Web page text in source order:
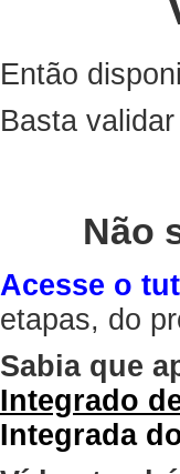
Então
Basta
Não
Acesse o
etapas, do
Sabia que
Integrado
Integrada